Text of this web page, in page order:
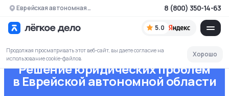
Еврейская автономная область
5.0
8 (800) 350-14-63
Продолжая просматривать этот веб-сайт, вы даете согласие на
использование cookie-файлов
Хорошо
Решение юридических проблем
в Еврейской автономной области